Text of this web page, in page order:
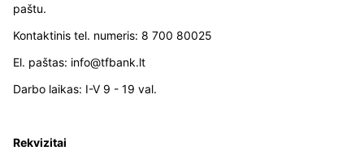
paštu.
Kontaktinis tel. numeris: 8 700 80025
El. paštas: info@tfbank.lt
Darbo laikas: I-V 9 - 19 val.
Rekvizitai